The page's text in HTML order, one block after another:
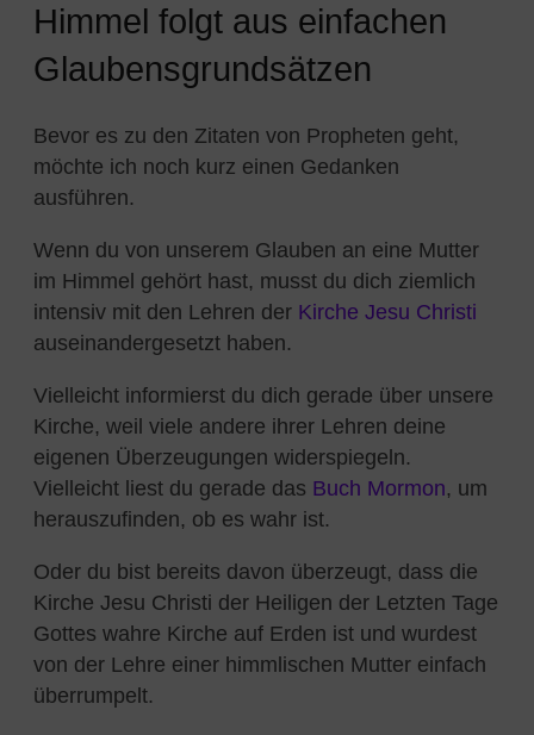
Himmel folgt aus einfachen
Glaubensgrundsätzen
Bevor es zu den Zitaten von Propheten geht,
möchte ich noch kurz einen Gedanken
ausführen.
Wenn du von unserem Glauben an eine Mutter
im Himmel gehört hast, musst du dich ziemlich
intensiv mit den Lehren der Kirche Jesu Christi
auseinandergesetzt haben.
Vielleicht informierst du dich gerade über unsere
Kirche, weil viele andere ihrer Lehren deine
eigenen Überzeugungen widerspiegeln.
Vielleicht liest du gerade das Buch Mormon, um
herauszufinden, ob es wahr ist.
Oder du bist bereits davon überzeugt, dass die
Kirche Jesu Christi der Heiligen der Letzten Tage
Gottes wahre Kirche auf Erden ist und wurdest
von der Lehre einer himmlischen Mutter einfach
überrumpelt.